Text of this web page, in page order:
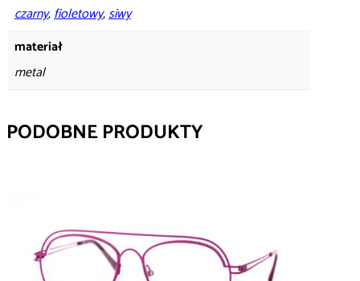
czarny,fioletowy,siwy
materiał
metal
PODOBNE PRODUKTY